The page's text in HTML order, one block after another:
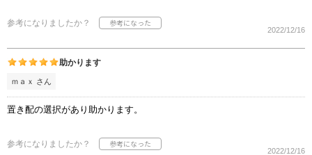
参考になりましたか？
2022/12/16
助かります
ｍａｘ さん
置き配の選択があり助かります。
参考になりましたか？
2022/12/16